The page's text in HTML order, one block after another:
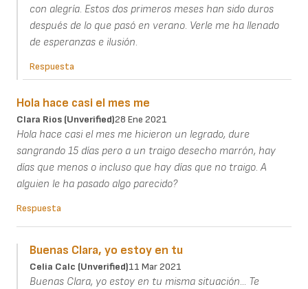
con alegría. Estos dos primeros meses han sido duros
después de lo que pasó en verano. Verle me ha llenado
de esperanzas e ilusión.
Respuesta
Hola hace casi el mes me
Clara Rios (unverified)28 Ene 2021
Hola hace casi el mes me hicieron un legrado, dure
sangrando 15 días pero a un traigo desecho marrón, hay
días que menos o incluso que hay días que no traigo. A
alguien le ha pasado algo parecido?
Respuesta
Buenas Clara, yo estoy en tu
Celia Calc (unverified)11 Mar 2021
Buenas Clara, yo estoy en tu misma situación... Te